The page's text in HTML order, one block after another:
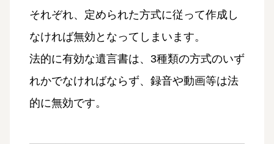
それぞれ、定められた方式に従って作成し
なければ無効となってしまいます。
法的に有効な遺言書は、3種類の方式のいず
れかでなければならず、録音や動画等は法
的に無効です。